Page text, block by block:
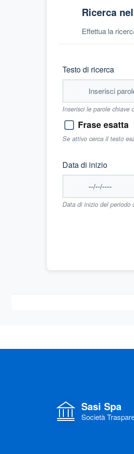
Ricerca
Effettua la
Testo di ricerca
Inserisci le parole chiave
Frase esatta
Se attivo cerca il testo
Data di inizio
Data di inizio del periodo
Sasi Spa
Società